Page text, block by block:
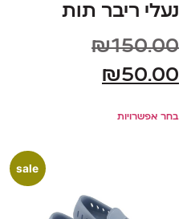
נעלי ריבר תות
₪150.00
₪50.00
בחר אפשרויות
sale